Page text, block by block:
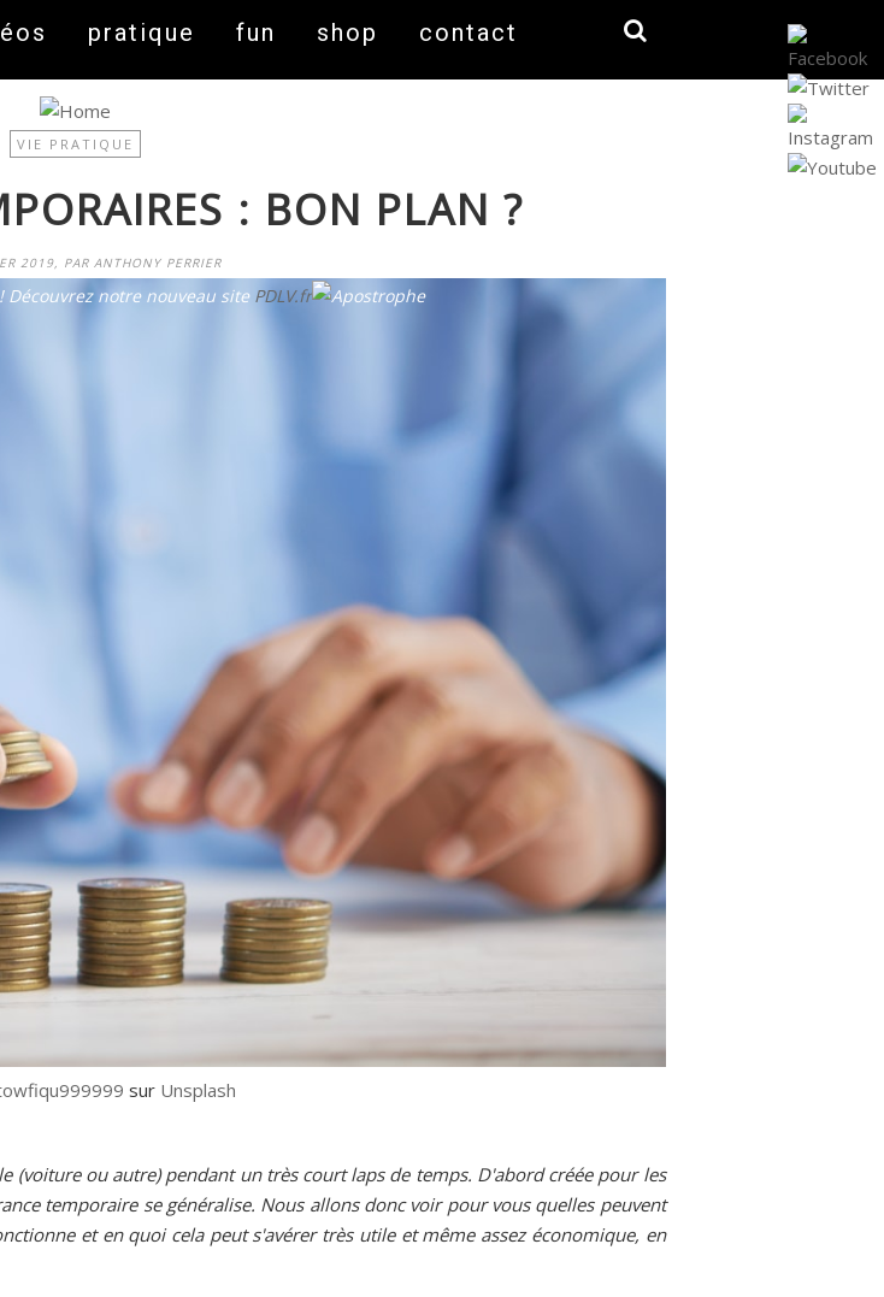
Découvrez notre nouveau site PDLV.fr
pratique fun shop contact
VIE PRATIQUE
: BON PLAN ?
2019, PAR ANTHONY PERRIER
sur Unsplash
(voiture ou autre) pendant un très court laps de temps. D'abord créée pour les
temporaire se généralise. Nous allons donc voir pour vous quelles peuvent
et en quoi cela peut s'avérer très utile et même assez économique, en